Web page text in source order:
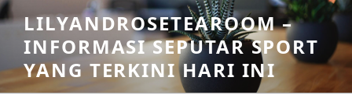
Skip
to
content
LILYANDROSETEAROOM –
INFORMASI SEPUTAR SPORT
YANG TERKINI HARI INI